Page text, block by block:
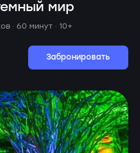
мир
· 60 минут · 10+
Забронировать